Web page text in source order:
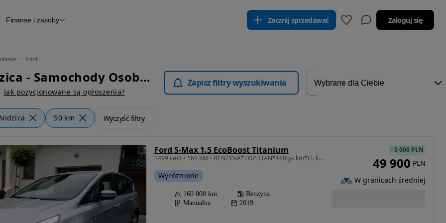
Raport z inspekcji
Otomoto News
Finanse i zasoby Zacznij sprzedawać Zaloguj się
Ford
Ford Nidzica - Samochody Osobowe
Jak pozycjonowane są ogłoszenia?
Zapisz filtry wyszukiwania
Nidzica 50 km Wyczyść filtry
Ford S-Max 1.5 EcoBoost Titanium
1499 cm3 • 165 KM • BENZYNA*TOP STAN*160tyś km*El. klapa*LED*MODEL 2020*Zamiana
Wyróżnione
160 000 km
Benzyna
Manualna
2019
-5 000 PLN
49 900 PLN
W granicach średniej